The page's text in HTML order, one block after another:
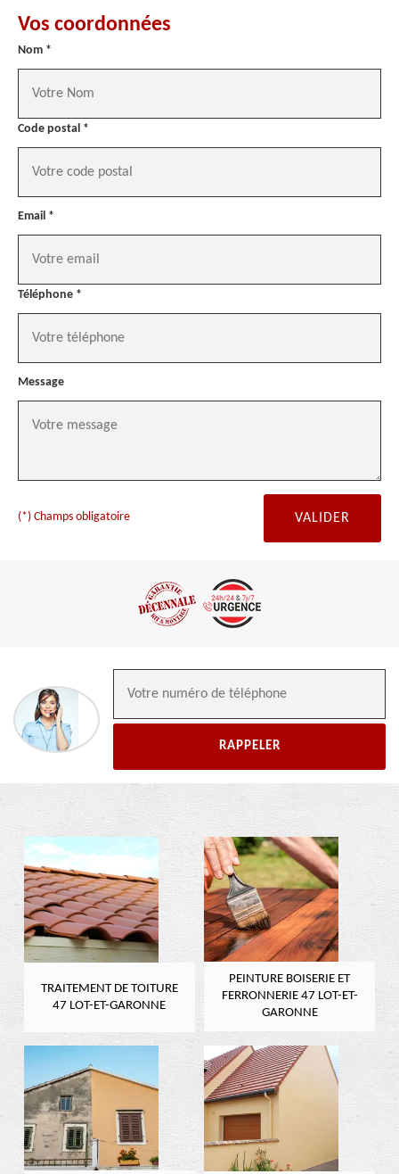
Vos coordonnées
Nom *
Code postal *
Email *
Téléphone *
Message
(*) Champs obligatoire
TRAITEMENT DE TOITURE
47 LOT-ET-GARONNE
PEINTURE BOISERIE ET
FERRONNERIE 47 LOT-ET-
GARONNE